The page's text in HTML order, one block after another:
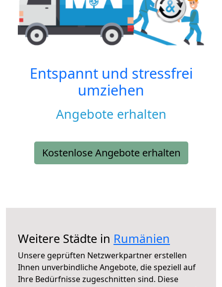
Entspannt und stressfrei
umziehen
Angebote erhalten
Kostenlose Angebote erhalten
Weitere Städte in Rumänien
Unsere geprüften Netzwerkpartner erstellen
Ihnen unverbindliche Angebote, die speziell auf
Ihre Bedürfnisse zugeschnitten sind. Diese